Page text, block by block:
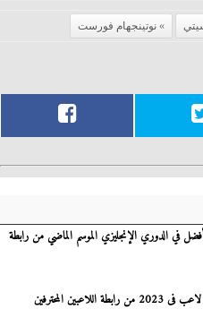
نوتينجهام فورست
في الدوري الإنجليزي الموسم الماضي من رابطة
إيرلينج هالاند أفضل لاعب فى 2023 من رابطة اللاعبين المحترفين